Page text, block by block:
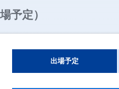
予定）
出場予定